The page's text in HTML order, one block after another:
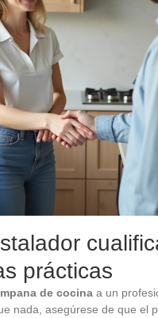
prácticas
de cocina a un
nada, asegúrese de que el